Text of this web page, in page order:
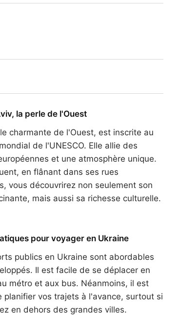
la perle de l'Ouest
charmante de l'Ouest, est inscrite au
de l'UNESCO. Elle allie des
et une atmosphère unique.
en flânant dans ses rues
vous découvrirez non seulement son
mais aussi sa richesse culturelle.
pour voyager en Ukraine
publics en Ukraine sont abordables
Il est facile de se déplacer en
métro et aux bus. Néanmoins, il est
planifier vos trajets à l'avance, surtout si
en dehors des grandes villes.